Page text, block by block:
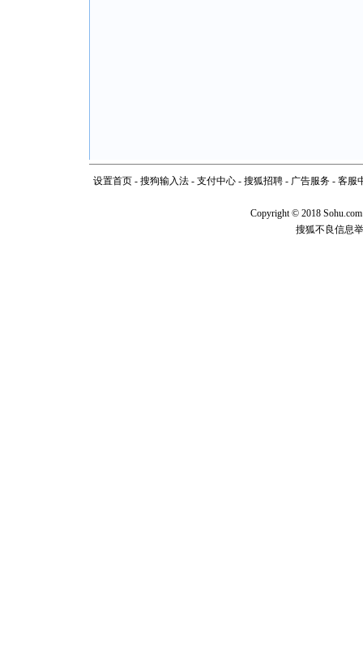
设置首页- 搜狗输入法- 支付中心- 搜狐招聘- 广告服务- 客服
Copyright© 2018
搜狐不良信息